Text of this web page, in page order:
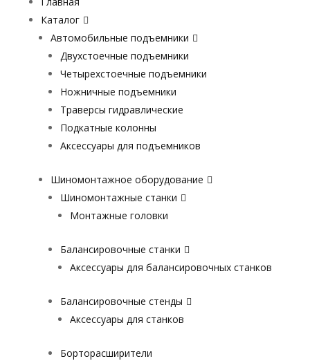
Каталог
Автомобильные подъемники
Двухстоечные подъемники
Четырехстоечные подъемники
Ножничные подъемники
Траверсы гидравлические
Подкатные колонны
Аксессуары для подъемников
Шиномонтажное оборудование
Шиномонтажные станки
Монтажные головки
Балансировочные станки
Аксессуары для балансировочных станков
Балансировочные стенды
Аксессуары для станков
Борторасширители